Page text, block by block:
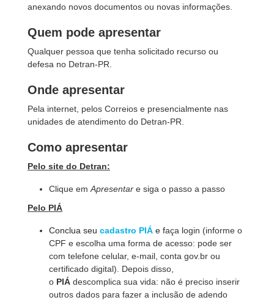
anexando novos documentos ou novas informações.
Quem pode apresentar
Qualquer pessoa que tenha solicitado recurso ou
defesa no Detran-PR.
Onde apresentar
Pela internet, pelos Correios e presencialmente nas
unidades de atendimento do Detran-PR.
Como apresentar
Pelo site do Detran:
Clique em Apresentar e siga o passo a passo
Pelo PIÁ
Conclua seu cadastro PIÁ e faça login (informe o
CPF e escolha uma forma de acesso: pode ser
com telefone celular, e-mail, conta gov.br ou
certificado digital). Depois disso,
o PIÁ descomplica sua vida: não é preciso inserir
outros dados para fazer a inclusão de adendo